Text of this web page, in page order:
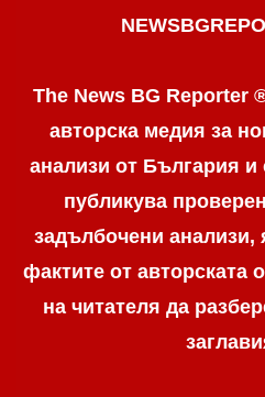
The News BG Reporter
авторска медия за
анализи от България
публикува
задълбочени анализи,
фактите от авторската
на читателя да